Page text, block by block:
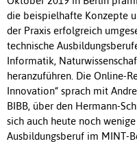
die beispielhafte Konzepte
der Praxis erfolgreich
technische
Informatik,
heranzuführen. Die Online-
Innovation“ sprach mit
BIBB, über den Hermann-
sich auch heute noch
Ausbildungsberuf im MINT-